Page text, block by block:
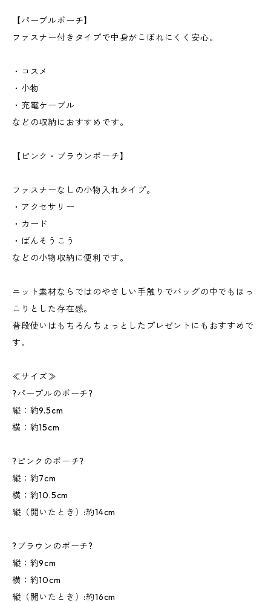
【パープルポーチ】
ファスナー付きタイプで中身がこぼれにくく安心。
・コスメ
・小物
・充電ケーブル
などの収納におすすめです。
【ピンク・ブラウンポーチ】
ファスナーなしの小物入れタイプ。
・アクセサリー
・カード
・ばんそうこう
などの小物収納に便利です。
ニット素材ならではのやさしい手触りでバッグの中でもほっ
こりとした存在感。
普段使いはもちろんちょっとしたプレゼントにもおすすめで
す。
≪サイズ≫
?パープルのポーチ?
縦：約9.5cm
横：約15cm
?ピンクのポーチ?
縦：約7cm
横：約10.5cm
縦（開いたとき）:約14cm
?ブラウンのポーチ?
縦：約9cm
横：約10cm
縦（開いたとき）:約16cm